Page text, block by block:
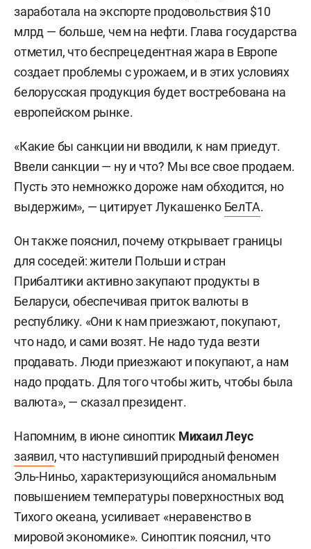
заработала на экспорте продовольствия $10
млрд — больше, чем на нефти. Глава государства
отметил, что беспрецедентная жара в Европе
создает проблемы с урожаем, и в этих условиях
белорусская продукция будет востребована на
европейском рынке.
«Какие бы санкции ни вводили, к нам приедут.
Ввели санкции — ну и что? Мы все свое продаем.
Пусть это немножко дороже нам обходится, но
выдержим», — цитирует Лукашенко БелТА.
Он также пояснил, почему открывает границы
для соседей: жители Польши и стран
Прибалтики активно закупают продукты в
Беларуси, обеспечивая приток валюты в
республику. «Они к нам приезжают, покупают,
что надо, и сами возят. Не надо туда везти
продавать. Люди приезжают и покупают, а нам
надо продать. Для того чтобы жить, чтобы была
валюта», — сказал президент.
Напомним, в июне синоптик Михаил Леус
заявил, что наступивший природный феномен
Эль-Ниньо, характеризующийся аномальным
повышением температуры поверхностных вод
Тихого океана, усиливает «неравенство в
мировой экономике». Синоптик пояснил, что